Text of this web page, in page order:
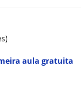
aula gratuita